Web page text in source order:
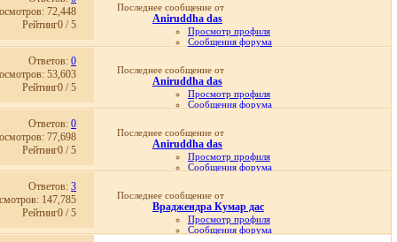
Просмотр статей
16.02.2013,08:23
72,448
Рейтинг0 / 5
Последнее сообщение от
Aniruddha das
Просмотр профиля
Сообщения форума
Просмотр статей
14.02.2012,07:16
Ответов:0
53,603
Рейтинг0 / 5
Последнее сообщение от
Aniruddha das
Просмотр профиля
Сообщения форума
Просмотр статей
08.08.2011,22:25
Ответов:0
77,698
Рейтинг0 / 5
Последнее сообщение от
Aniruddha das
Просмотр профиля
Сообщения форума
Просмотр статей
08.08.2011,07:50
Ответов:3
147,785
Рейтинг0 / 5
Последнее сообщение от
Враджендра Кумар дас
Просмотр профиля
Сообщения форума